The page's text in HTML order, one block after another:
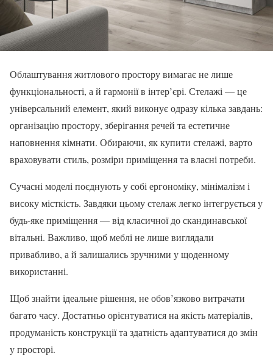
Облаштування житлового простору вимагає не лише
функціональності, а й гармонії в інтер’єрі. Стелажі — це
універсальний елемент, який виконує одразу кілька завдань:
організацію простору, зберігання речей та естетичне
наповнення кімнати. Обираючи, як купити стелажі, варто
враховувати стиль, розміри приміщення та власні потреби.
Сучасні моделі поєднують у собі ергономіку, мінімалізм і
високу місткість. Завдяки цьому стелаж легко інтегрується у
будь-яке приміщення — від класичної до скандинавської
вітальні. Важливо, щоб меблі не лише виглядали
привабливо, а й залишались зручними у щоденному
використанні.
Щоб знайти ідеальне рішення, не обов’язково витрачати
багато часу. Достатньо орієнтуватися на якість матеріалів,
продуманість конструкції та здатність адаптуватися до змін
у просторі.